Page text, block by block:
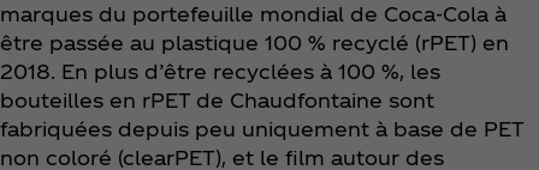
marques du portefeuille mondial de Coca‑Cola à
être passée au plastique 100 % recyclé (rPET) en
2018. En plus d’être recyclées à 100 %, les
bouteilles en rPET de Chaudfontaine sont
fabriquées depuis peu uniquement à base de PET
non coloré (clearPET), et le film autour des